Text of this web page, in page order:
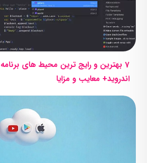
7 بهترین و رایج ترین محیط های
اندروید+ معایب و مزایا